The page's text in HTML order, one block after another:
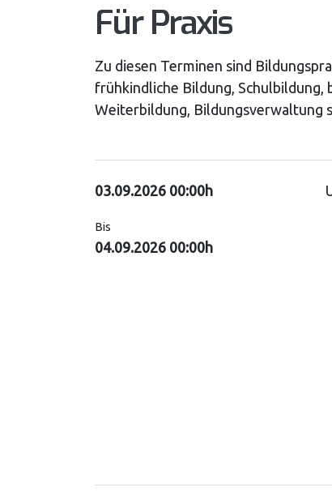
Für Praxis
Zu diesen Terminen sind
frühkindliche Bildung, Schulbildung,
Weiterbildung, Bildungsverwaltung
03.09.2026 00:00h
Bis
04.09.2026 00:00h